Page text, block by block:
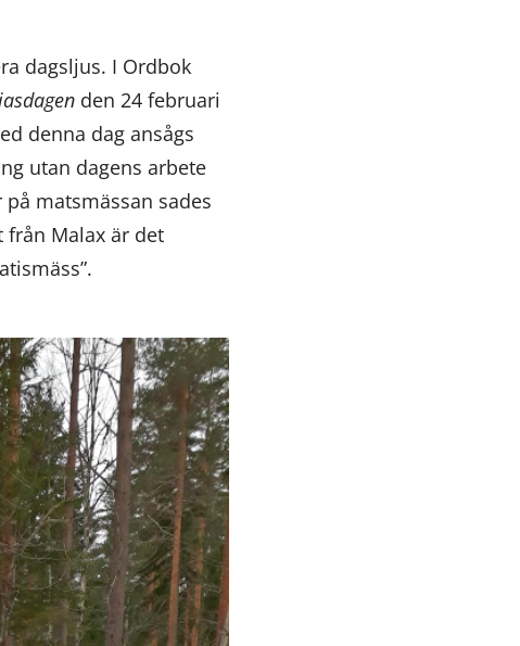
dagsljus. I Ordbok
den 24 februari
denna dag ansågs
utan dagens arbete
matsmässan sades
Malax är det